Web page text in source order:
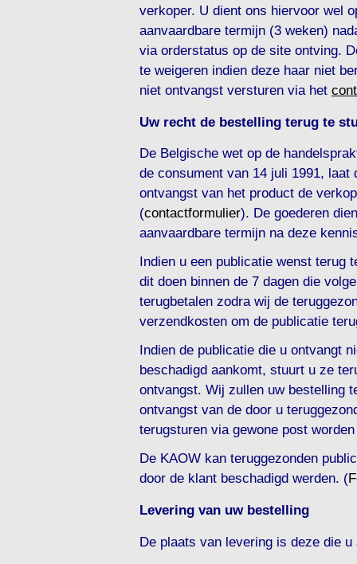
verkoper. U dient ons hiervoor wel
aanvaardbare termijn (3 weken)
via orderstatus op de site ontving.
te weigeren indien deze haar niet
niet ontvangst versturen via het
Uw recht de bestelling terug te
De Belgische wet op de
de consument van 14 juli 1991, laat
ontvangst van het product de
(contactformulier). De goederen
aanvaardbare termijn na deze
Indien u een publicatie wenst terug
dit doen binnen de 7 dagen die
terugbetalen zodra wij de
verzendkosten om de publicatie
Indien de publicatie die u ontvangt
beschadigd aankomt, stuurt u ze
ontvangst. Wij zullen uw bestelling
ontvangst van de door u
terugsturen via gewone post
De KAOW kan teruggezonden
door de klant beschadigd werden. (
Levering van uw bestelling
De plaats van levering is deze die